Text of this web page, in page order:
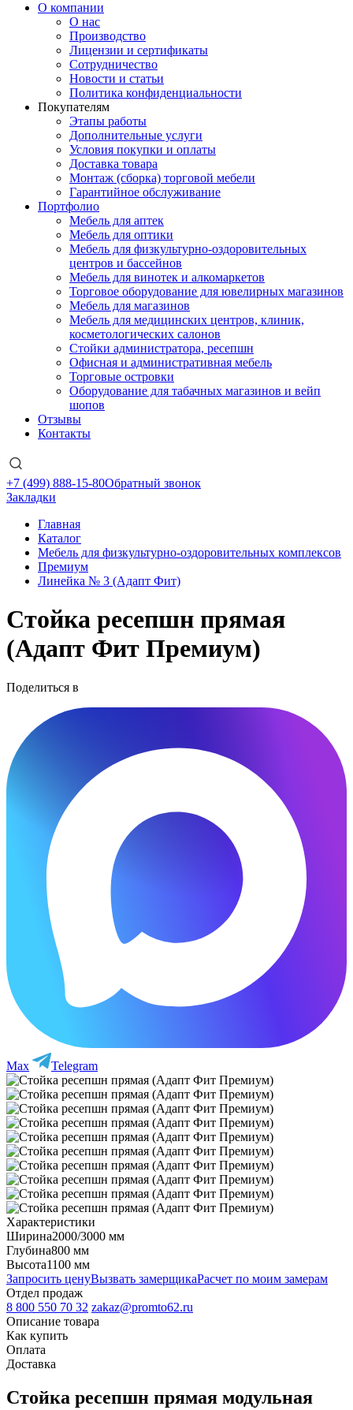
О компании
О нас
Производство
Лицензии и сертификаты
Сотрудничество
Новости и статьи
Политика конфиденциальности
Покупателям
Этапы работы
Дополнительные услуги
Условия покупки и оплаты
Доставка товара
Монтаж (сборка) торговой мебели
Гарантийное обслуживание
Портфолио
Мебель для аптек
Мебель для оптики
Мебель для физкультурно-оздоровительных
центров и бассейнов
Мебель для винотек и алкомаркетов
Торговое оборудование для ювелирных магазинов
Мебель для магазинов
Мебель для медицинских центров, клиник,
косметологических салонов
Стойки администратора, ресепшн
Офисная и административная мебель
Торговые островки
Оборудование для табачных магазинов и вейп
шопов
Отзывы
Контакты
+7 (499) 888-15-80Обратный звонок
Закладки
Главная
Каталог
Мебель для физкультурно-оздоровительных комплексов
Премиум
Линейка № 3 (Адапт Фит)
Стойка ресепшн прямая
(Адапт Фит Премиум)
Поделиться в
Max Telegram
Характеристики
Ширина2000/3000 мм
Глубина800 мм
Высота1100 мм
Запросить ценуВызвать замерщикаРасчет по моим замерам
Отдел продаж
8 800 550 70 32 zakaz@promto62.ru
Описание товара
Как купить
Оплата
Доставка
Стойка ресепшн прямая модульная